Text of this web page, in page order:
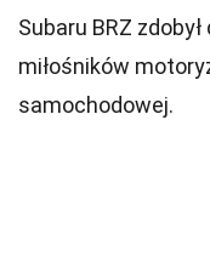
Subaru BRZ
miłośników
samochodowej.